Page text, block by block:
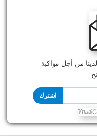
من أجل مواكبة
اشترك